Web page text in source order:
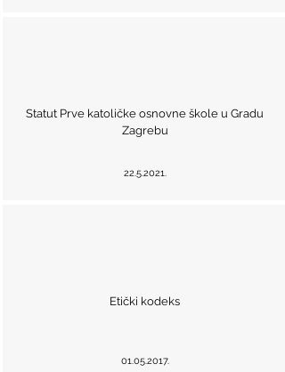
Statut Prve katoličke osnovne škole u Gradu
Zagrebu
22.5.2021.
Etički kodeks
01.05.2017.